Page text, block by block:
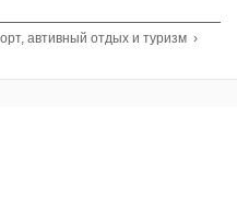
автивный отдых и туризм ›